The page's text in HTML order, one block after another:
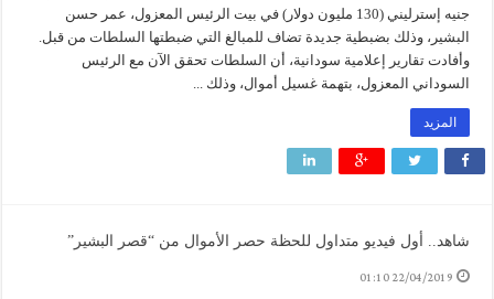
جنيه إسترليني (130 مليون دولار) في بيت الرئيس المعزول، عمر حسن
البشير، وذلك بضبطية جديدة تضاف للمبالغ التي ضبطتها السلطات من قبل.
وأفادت تقارير إعلامية سودانية، أن السلطات تحقق الآن مع الرئيس
السوداني المعزول، بتهمة غسيل أموال، وذلك ...
المزيد
شاهد.. أول فيديو متداول للحظة حصر الأموال من “قصر البشير”
22/04/2019 01:10